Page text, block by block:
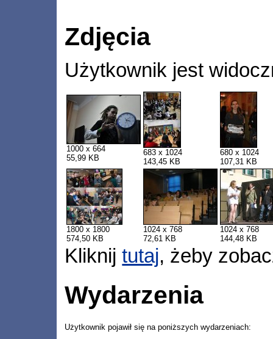
Zdjęcia
Użytkownik jest
1000 x 664
55,99 KB
683 x 1024
143,45 KB
680 x 1024
107,31 KB
1800 x 1800
574,50 KB
1024 x 768
72,61 KB
1024 x 768
144,48 KB
Kliknijtutaj, żeby
Wydarzenia
Użytkownik pojawił się na poniższych wydarzeniach: